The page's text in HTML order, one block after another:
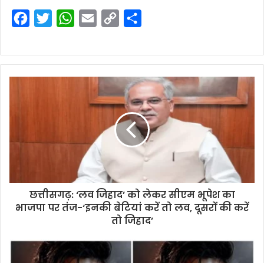
c
k
i
W
a
p
a
l
p
L
i
n
k
a
e
छत्तीसगढ़: ‘लव जिहाद’ को लेकर सीएम भूपेश का
भाजपा पर तंज-‘इनकी बेटियां करें तो लव, दूसरों की करें
तो जिहाद’